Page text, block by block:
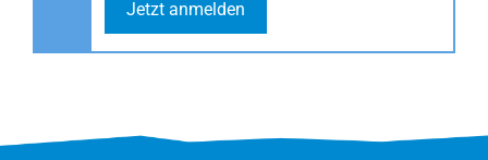
Jetzt anmelden